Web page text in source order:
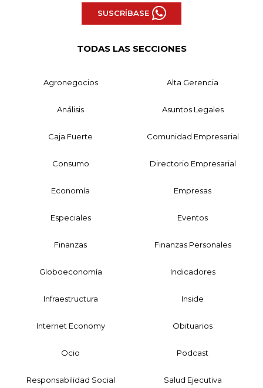
SUSCRÍBASE
TODAS LAS SECCIONES
Agronegocios Alta Gerencia
Análisis Asuntos Legales
Caja Fuerte Comunidad Empresarial
Consumo Directorio Empresarial
Economía Empresas
Especiales Eventos
Finanzas Finanzas Personales
Globoeconomía Indicadores
Infraestructura Inside
Internet Economy Obituarios
Ocio Podcast
Responsabilidad Social Salud Ejecutiva